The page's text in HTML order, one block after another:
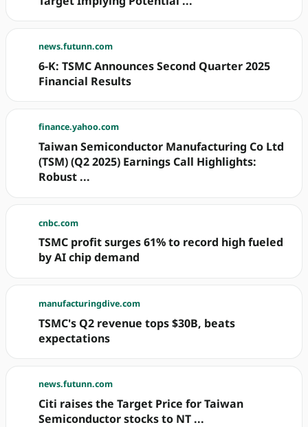
news.futunn.com
6-K: TSMC Announces Second Quarter 2025
Financial Results
finance.yahoo.com
Taiwan Semiconductor Manufacturing Co Ltd
(TSM) (Q2 2025) Earnings Call Highlights:
Robust ...
cnbc.com
TSMC profit surges 61% to record high fueled
by AI chip demand
manufacturingdive.com
TSMC's Q2 revenue tops $30B, beats
expectations
news.futunn.com
Citi raises the Target Price for Taiwan
Semiconductor stocks to NT ...